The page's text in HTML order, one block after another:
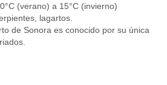
(verano) a 15°C (invierno)
lagartos.
de Sonora es conocido por su única